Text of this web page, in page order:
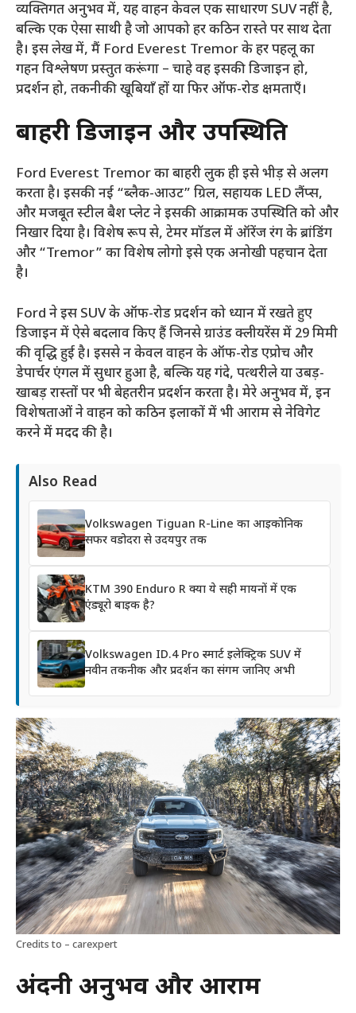
व्यक्तिगत अनुभव में, यह वाहन केवल एक साधारण SUV नहीं है,
बल्कि एक ऐसा साथी है जो आपको हर कठिन रास्ते पर साथ देता
है। इस लेख में, मैं Ford Everest Tremor के हर पहलू का
गहन विश्लेषण प्रस्तुत करूंगा – चाहे वह इसकी डिजाइन हो,
प्रदर्शन हो, तकनीकी खूबियाँ हों या फिर ऑफ-रोड क्षमताएँ।
बाहरी डिजाइन और उपस्थिति
Ford Everest Tremor का बाहरी लुक ही इसे भीड़ से अलग
करता है। इसकी नई “ब्लैक-आउट” ग्रिल, सहायक LED लैंप्स,
और मजबूत स्टील बैश प्लेट ने इसकी आक्रामक उपस्थिति को और
निखार दिया है। विशेष रूप से, टेमर मॉडल में ऑरेंज रंग के ब्रांडिंग
और “Tremor” का विशेष लोगो इसे एक अनोखी पहचान देता
है।
Ford ने इस SUV के ऑफ-रोड प्रदर्शन को ध्यान में रखते हुए
डिजाइन में ऐसे बदलाव किए हैं जिनसे ग्राउंड क्लीयरेंस में 29 मिमी
की वृद्धि हुई है। इससे न केवल वाहन के ऑफ-रोड एप्रोच और
डेपार्चर एंगल में सुधार हुआ है, बल्कि यह गंदे, पत्थरीले या उबड़-
खाबड़ रास्तों पर भी बेहतरीन प्रदर्शन करता है। मेरे अनुभव में, इन
विशेषताओं ने वाहन को कठिन इलाकों में भी आराम से नेविगेट
करने में मदद की है।
Also Read
Volkswagen Tiguan R-Line का आइकोनिक
सफर वडोदरा से उदयपुर तक
KTM 390 Enduro R क्या ये सही मायनों में एक
एंड्यूरो बाइक है?
Volkswagen ID.4 Pro स्मार्ट इलेक्ट्रिक SUV में
नवीन तकनीक और प्रदर्शन का संगम जानिए अभी
Credits to – carexpert
अंदरूनी अनुभव और आराम